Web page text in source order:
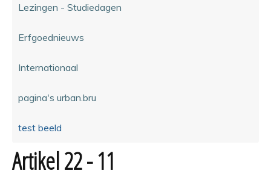
Lezingen - Studiedagen
Erfgoednieuws
Internationaal
pagina's urban.bru
test beeld
Artikel 22 - 11